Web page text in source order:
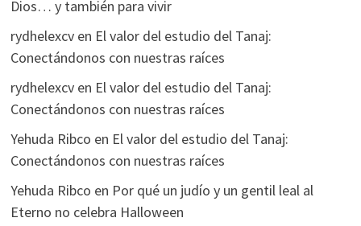
Dios… y también para vivir
rydhelexcven El valor del estudio del Tanaj:
Conectándonos con nuestras raíces
rydhelexcven El valor del estudio del Tanaj:
Conectándonos con nuestras raíces
Yehuda Ribco en El valor del estudio del Tanaj:
Conectándonos con nuestras raíces
Yehuda Ribco en Por qué un judío y un gentil leal al
Eterno no celebra Halloween